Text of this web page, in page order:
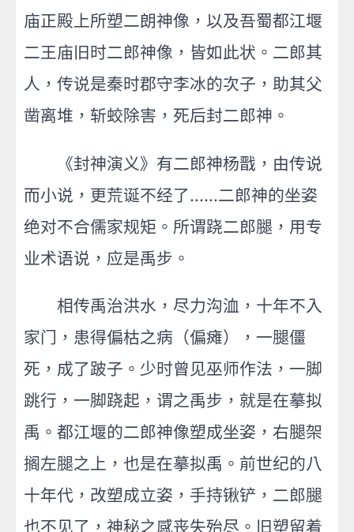
庙正殿上所塑二朗神像，以及吾蜀都江堰
二王庙旧时二郎神像，皆如此状。二郎其
人，传说是秦时郡守李冰的次子，助其父
凿离堆，斩蛟除害，死后封二郎神。
《封神演义》有二郎神杨戬，由传说
而小说，更荒诞不经了……二郎神的坐姿
绝对不合儒家规矩。所谓跷二郎腿，用专
业术语说，应是禹步。
相传禹治洪水，尽力沟洫，十年不入
家门，患得偏枯之病（偏瘫），一腿僵
死，成了跛子。少时曾见巫师作法，一脚
跳行，一脚跷起，谓之禹步，就是在摹拟
禹。都江堰的二郎神像塑成坐姿，右腿架
搁左腿之上，也是在摹拟禹。前世纪的八
十年代，改塑成立姿，手持锹铲，二郎腿
也不见了，神秘之感丧失殆尽。旧塑留着